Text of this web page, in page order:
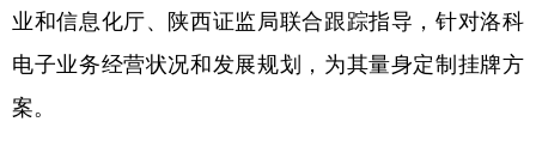
业和信息化厅、陕西证监局联合跟踪指导，针对洛科
电子业务经营状况和发展规划，为其量身定制挂牌方
案。